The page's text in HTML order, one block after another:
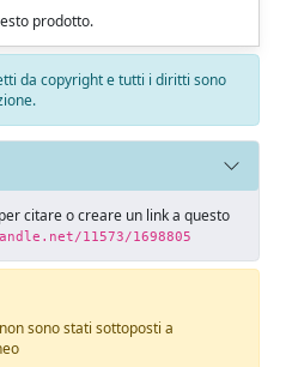
prodotto.
da copyright e tutti i diritti sono
citare o creare un link a questo
11573/1698805
sono stati sottoposti a